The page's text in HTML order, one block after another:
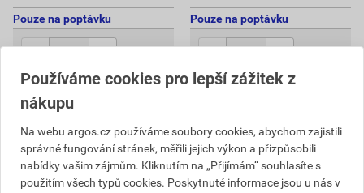
Pouze na poptávku
ks
Poptat
Pouze na poptávku
ks
Poptat
Používáme cookies pro lepší zážitek z
nákupu
Na webu argos.cz používáme soubory cookies, abychom zajistili
správné fungování stránek, měřili jejich výkon a přizpůsobili
nabídky vašim zájmům. Kliknutím na „Přijímám“ souhlasíte s
použitím všech typů cookies. Poskytnuté informace jsou u nás v